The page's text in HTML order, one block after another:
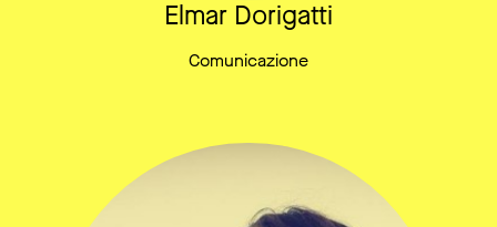
Elmar Dorigatti
Comunicazione